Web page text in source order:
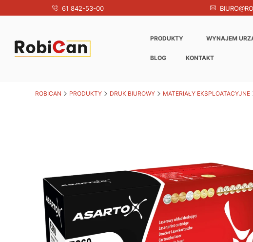
61 842-53-00
PRODUKTY WYNAJEM
BLOG KONTAKT
ROBICAN PRODUKTY DRUK BIUROWY MATERIAŁY EKSPLOATACYJNE